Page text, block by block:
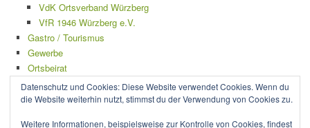
VdK Ortsverband Würzberg
VfR 1946 Würzberg e.V.
Gastro / Tourismus
Gewerbe
Ortsbeirat
Mängelmelder
Impressum
Datenschutz und Cookies: Diese Website verwendet Cookies. Wenn du
die Website weiterhin nutzt, stimmst du der Verwendung von Cookies zu.
Weitere Informationen, beispielsweise zur Kontrolle von Cookies, findest